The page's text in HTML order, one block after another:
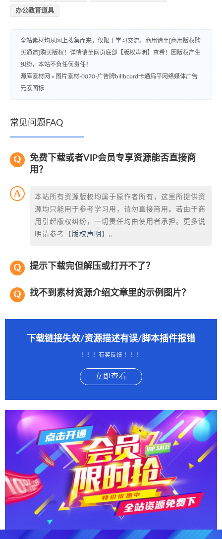
办公教育道具
全站素材均从网上搜集而来，仅限于学习交流。商用请至[商用版权购
买通道]购买版权！详情请至网页底部【版权声明】查看！因版权产生
纠纷，本站不负任何责任！
源库素材网 » 图片素材-0070-广告牌billboard卡通扁平网络媒体广告
元素图标
常见问题FAQ
免费下载或者VIP会员专享资源能否直接商
用？
本站所有资源版权均属于原作者所有，这里所提供资
源均只能用于参考学习用，请勿直接商用。若由于商
用引起版权纠纷，一切责任均由使用者承担。更多说
明请参考【 版权声明 】。
提示下载完但解压或打开不了？
找不到素材资源介绍文章里的示例图片？
下载链接失效/资源描述有误/脚本插件报错
！！！有奖反馈 ！！！
立即查看